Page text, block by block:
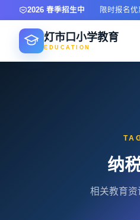
2026 春季招生中 限时报名
灯市口小学教育
EDUCATION
纳
相关教育资